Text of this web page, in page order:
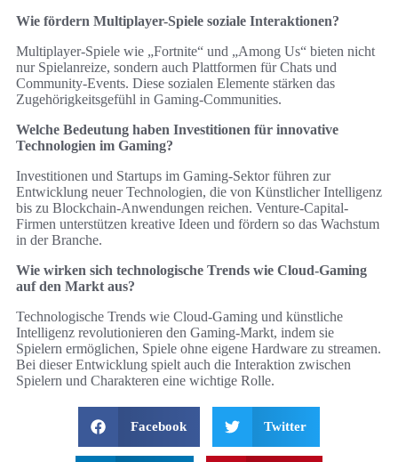
Wie fördern Multiplayer-Spiele soziale Interaktionen?
Multiplayer-Spiele wie „Fortnite“ und „Among Us“ bieten nicht
nur Spielanreize, sondern auch Plattformen für Chats und
Community-Events. Diese sozialen Elemente stärken das
Zugehörigkeitsgefühl in Gaming-Communities.
Welche Bedeutung haben Investitionen für innovative
Technologien im Gaming?
Investitionen und Startups im Gaming-Sektor führen zur
Entwicklung neuer Technologien, die von Künstlicher Intelligenz
bis zu Blockchain-Anwendungen reichen. Venture-Capital-
Firmen unterstützen kreative Ideen und fördern so das Wachstum
in der Branche.
Wie wirken sich technologische Trends wie Cloud-Gaming
auf den Markt aus?
Technologische Trends wie Cloud-Gaming und künstliche
Intelligenz revolutionieren den Gaming-Markt, indem sie
Spielern ermöglichen, Spiele ohne eigene Hardware zu streamen.
Bei dieser Entwicklung spielt auch die Interaktion zwischen
Spielern und Charakteren eine wichtige Rolle.
Facebook Twitter